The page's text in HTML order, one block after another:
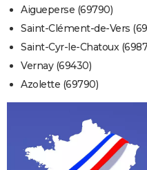
Aigueperse (69790)
Saint-Clément-de-Vers
Saint-Cyr-le-Chatoux
Vernay (69430)
Azolette (69790)